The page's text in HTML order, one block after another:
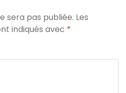
sera pas publiée. Les
indiqués avec *